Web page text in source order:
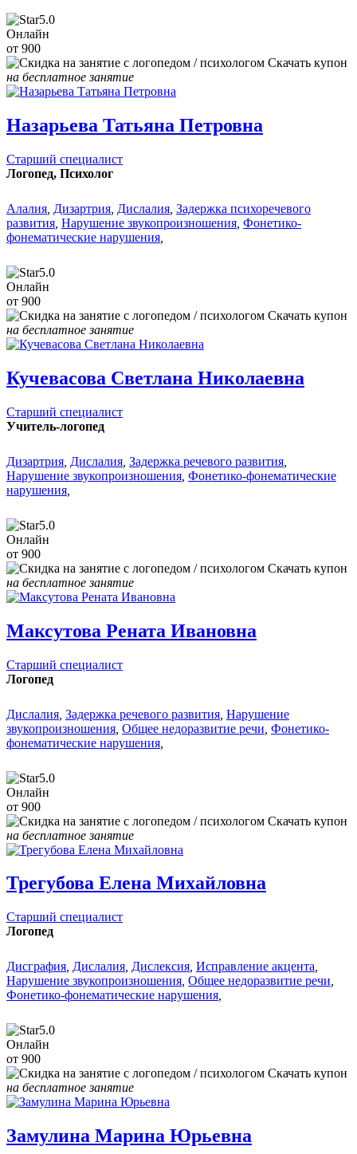
5.0
Онлайн
от 900
Скачать купон
на бесплатное занятие
Назарьева Татьяна Петровна
Старший специалист
Логопед, Психолог
Алалия Дизартрия Дислалия Задержка психоречевого
развития Нарушение звукопроизношения Фонетико-
фонематические нарушения
5.0
Онлайн
от 900
Скачать купон
на бесплатное занятие
Кучевасова Светлана Николаевна
Старший специалист
Учитель-логопед
Дизартрия Дислалия Задержка речевого развития
Нарушение звукопроизношения Фонетико-фонематические
нарушения
5.0
Онлайн
от 900
Скачать купон
на бесплатное занятие
Максутова Рената Ивановна
Старший специалист
Логопед
Дислалия Задержка речевого развития Нарушение
звукопроизношения Общее недоразвитие речи Фонетико-
фонематические нарушения
5.0
Онлайн
от 900
Скачать купон
на бесплатное занятие
Трегубова Елена Михайловна
Старший специалист
Логопед
Дисграфия Дислалия Дислексия Исправление акцента
Нарушение звукопроизношения Общее недоразвитие речи
Фонетико-фонематические нарушения
5.0
Онлайн
от 900
Скачать купон
на бесплатное занятие
Замулина Марина Юрьевна